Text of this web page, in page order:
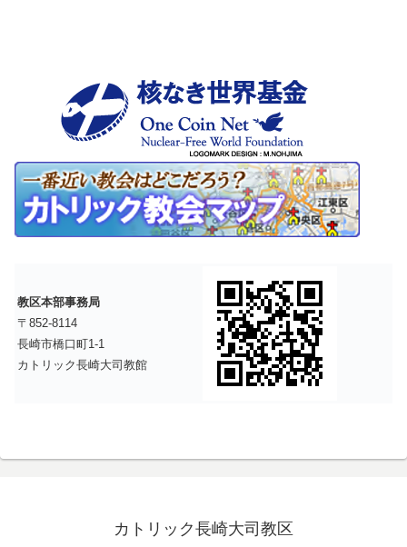
教区本部事務局
〒852-8114
長崎市橋口町1-1
カトリック長崎大司教館
カトリック長崎大司教区